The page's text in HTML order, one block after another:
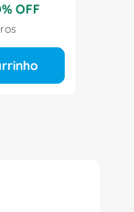
% OFF